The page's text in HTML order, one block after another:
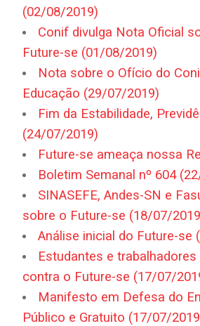
(02/08/2019)
Conif divulga Nota Oficial
Future-se (01/08/2019)
Nota sobre o Ofício do
Educação (29/07/2019)
Fim da Estabilidade,
(24/07/2019)
Future-se ameaça nossa
Boletim Semanal nº 604
SINASEFE, Andes-SN e
sobre o Future-se (18/07/
Análise inicial do Future-se
Estudantes e
contra o Future-se (17/07/
Manifesto em Defesa do
Público e Gratuito (17/07/